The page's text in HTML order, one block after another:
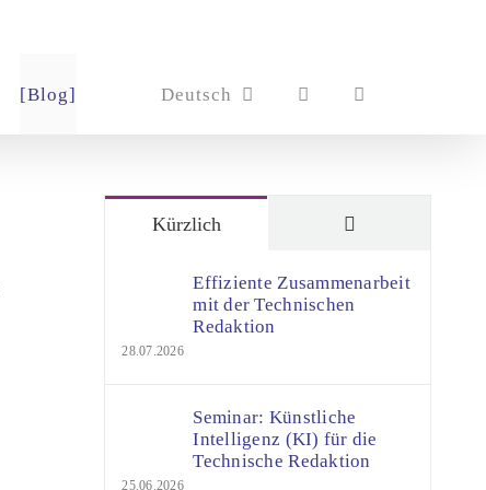
[Blog] Deutsch
Kürzlich
Effiziente Zusammenarbeit
mit der Technischen
Redaktion
28.07.2026
Seminar: Künstliche
Intelligenz (KI) für die
Technische Redaktion
25.06.2026